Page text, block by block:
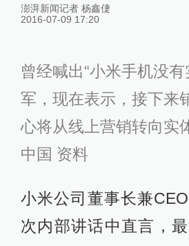
澎湃新闻记者 杨鑫倢
2016-07-09 17:20
曾经喊出“小米手机没有
军，现在表示，接下来
心将从线上营销转向实
中国 资料
小米公司董事长兼
次内部讲话中直言，